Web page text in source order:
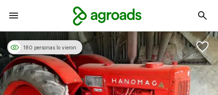
180 personas lo vieron